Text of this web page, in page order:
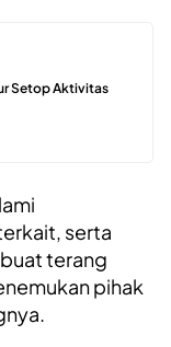
Setop Aktivitas
serta
terang
pihak